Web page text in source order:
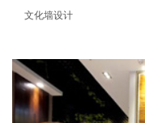
文化墙设计